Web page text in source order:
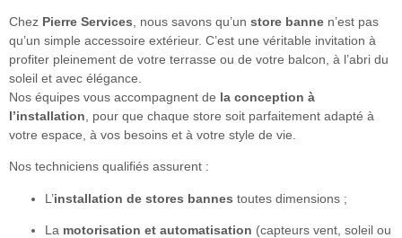
Chez Pierre Services , nous savons qu’un store banne n’est pas
qu’un simple accessoire extérieur. C’est une véritable invitation à
profiter pleinement de votre terrasse ou de votre balcon, à l’abri du
soleil et avec élégance.
Nos équipes vous accompagnent de la conception à
l’installation , pour que chaque store soit parfaitement adapté à
votre espace, à vos besoins et à votre style de vie.
Nos techniciens qualifiés assurent :
L’installation de stores bannes toutes dimensions ;
La motorisation et automatisation (capteurs vent, soleil ou